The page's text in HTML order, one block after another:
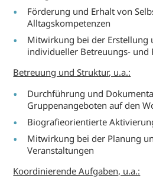
Förderung und Erhalt von
Alltagskompetenzen
Mitwirkung bei der Erstellung
individueller Betreuungs- und
Betreuung und Struktur, u.a.:
Durchführung und
Gruppenangeboten auf den
Biografieorientierte
Mitwirkung bei der Planung
Veranstaltungen
Koordinierende Aufgaben, u.a.: